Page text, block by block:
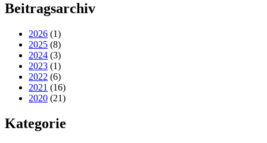
Beitragsarchiv
2026 (1)
2025 (8)
2024 (3)
2023 (1)
2022 (6)
2021 (16)
2020 (21)
Kategorie